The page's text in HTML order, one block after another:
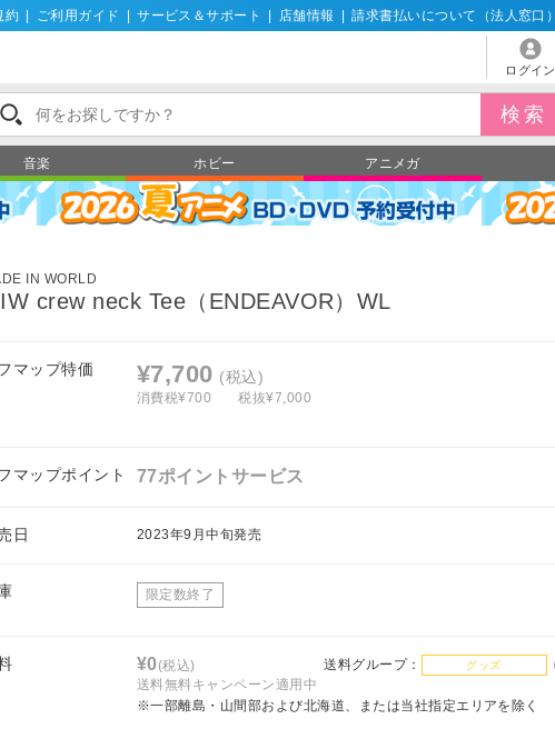
約 ご利用ガイド サービス＆サポート 店舗情報 請求書払いについて（法人窓口）
ログイン
音楽 ホビー アニメガ
IN WORLD
crew neck Tee（ENDEAVOR）WL
マップ特価 ¥7,700 (税込)
消費税¥700 税抜¥7,000
マップポイント 77ポイントサービス
日 2023年9月中旬発売
限定数終了
¥0(税込) 送料グループ： グッズ
送料無料キャンペーン適用中
※一部離島・山間部および北海道、または当社指定エリアを除く